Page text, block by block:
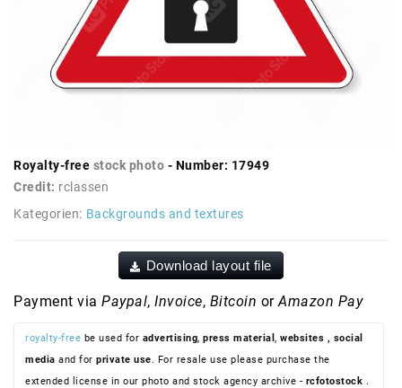
Royalty-free stock photo - Number: 17949
Credit: rclassen
Kategorien: Backgrounds and textures
Download layout file
Payment via Paypal, Invoice, Bitcoin orAmazon Pay
royalty-free be used for advertising, press material , websites , social
media and for private use. For resale use please purchase the
extended license in our photo and stock agency archive - rcfotostock .